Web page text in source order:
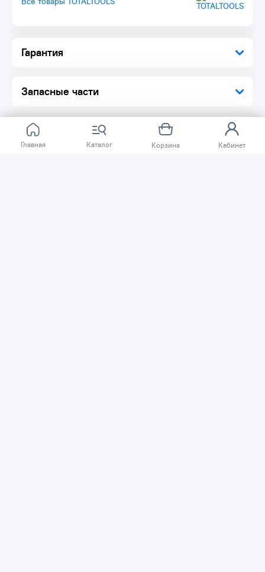
Главная Каталог Корзина Кабинет
Гарантия
Запасные части